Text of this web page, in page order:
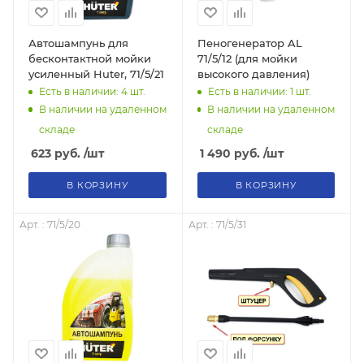
Автошампунь для
бесконтактной мойки
усиленный Huter, 71/5/21
Есть в наличии: 4 шт.
В наличии на удаленном
складе
623 руб. /шт
В КОРЗИНУ
Пеногенератор AL
71/5/12 (для мойки
высокого давления)
Есть в наличии: 1 шт.
В наличии на удаленном
складе
1 490 руб. /шт
В КОРЗИНУ
Арт. : 71/5/20 Арт. : 71/5/31